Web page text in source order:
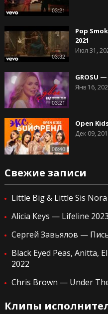
03:21
03:32
Pop
2021
Июл 31,
03:21
GROSU
Янв 16,
06:40
Open
Дек 09,
Свежие записи
Little Big & Little Sis
Alicia Keys — Lifeline 2023
Сергей Завьялов —
Black Eyed Peas, Anitta,
2022
Chris Brown — Under
Клипы